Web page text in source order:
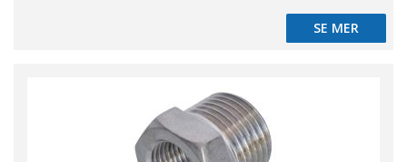
SE MER
SE MER